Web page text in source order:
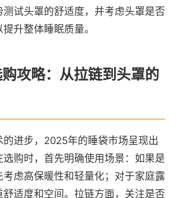
试头罩的舒适度，并考虑头罩是否
升整体睡眠质量。
攻略：从拉链到头罩的
的进步，2025年的睡袋市场呈现出
购时，首先明确使用场景：如果是
虑高保暖性和轻量化；对于家庭露
适度和空间。拉链方面，关注是否